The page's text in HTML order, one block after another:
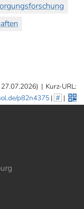
| Kurz-URL:
p82n4375| # |